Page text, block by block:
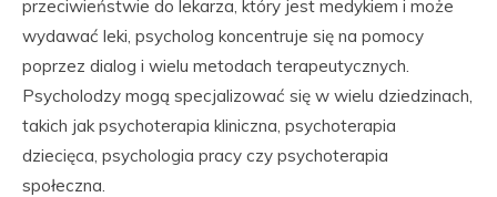
przeciwieństwie do lekarza, który jest medykiem i może
wydawać leki, psycholog koncentruje się na pomocy
poprzez dialog i wielu metodach terapeutycznych.
Psycholodzy mogą specjalizować się w wielu dziedzinach,
takich jak psychoterapia kliniczna, psychoterapia
dziecięca, psychologia pracy czy psychoterapia
społeczna.